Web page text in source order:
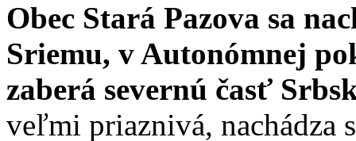
Obec Stará Pazova sa
Sriemu, v Autonómnej
zaberá severnú časť
veľmi priaznivá, nachádza